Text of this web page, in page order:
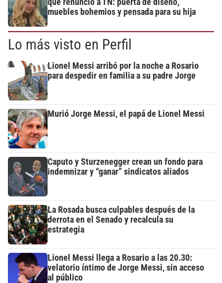
que renunció a TN: puerta de diseño,
muebles bohemios y pensada para su hija
Lo más visto en Perfil
Lionel Messi arribó por la noche a Rosario
para despedir en familia a su padre Jorge
Murió Jorge Messi, el papá de Lionel Messi
Caputo y Sturzenegger crean un fondo para
indemnizar y “ganar” sindicatos aliados
La Rosada busca culpables después de la
derrota en el Senado y recalcula su
estrategia
Lionel Messi llega a Rosario a las 20.30:
velatorio íntimo de Jorge Messi, sin acceso
al público